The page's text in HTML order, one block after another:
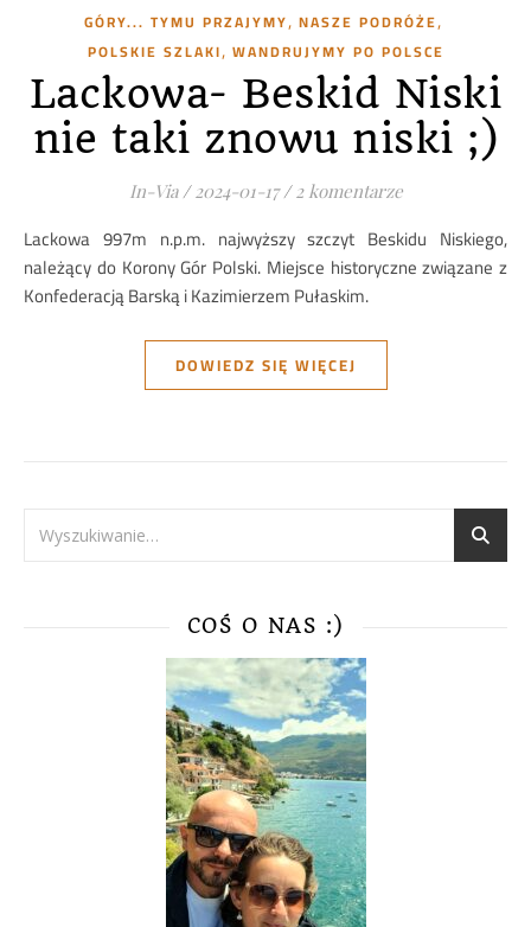
GÓRY... TYMU PRZAJYMY, NASZE PODRÓŻE,
POLSKIE SZLAKI, WANDRUJYMY PO POLSCE
Lackowa- Beskid Niski
nie taki znowu niski ;)
In-Via / 2024-01-17 / 2 komentarze
Lackowa 997m n.p.m. najwyższy szczyt Beskidu Niskiego,
należący do Korony Gór Polski. Miejsce historyczne związane z
Konfederacją Barską i Kazimierzem Pułaskim.
DOWIEDZ SIĘ WIĘCEJ
COŚ O NAS :)